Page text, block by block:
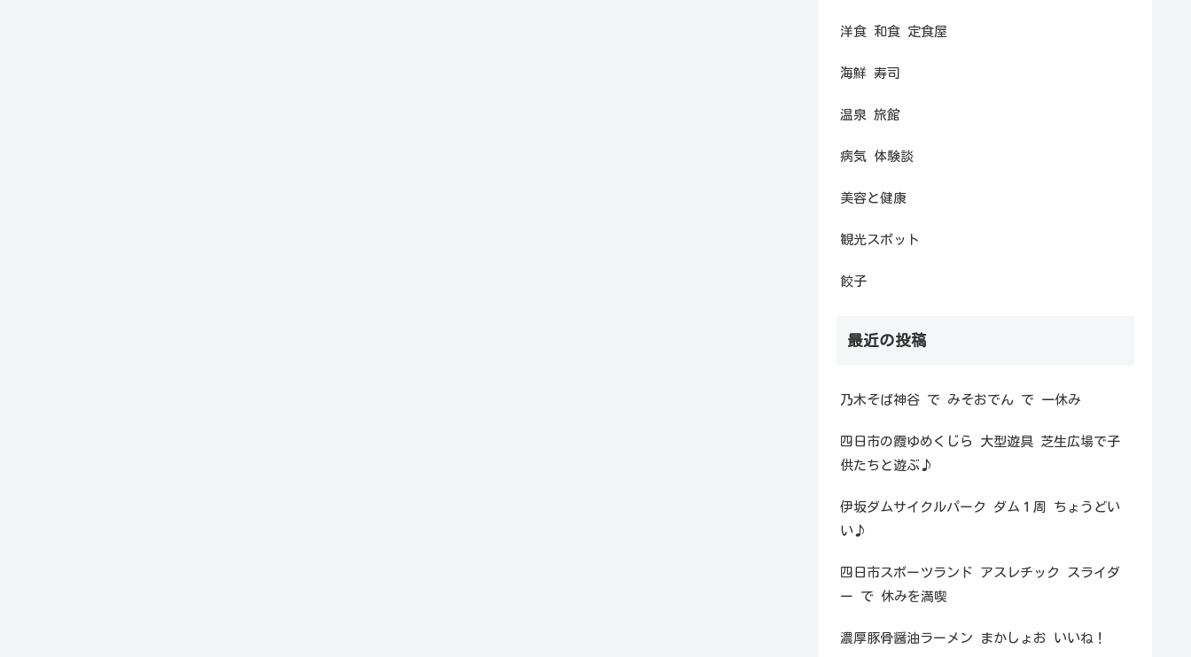
洋食 和食 定食屋
海鮮 寿司
温泉 旅館
病気 体験談
美容と健康
観光スポット
餃子
最近の投稿
乃木そば神谷 で みそおでん で 一休み
四日市の霞ゆめくじら 大型遊具 芝生広場で子
供たちと遊ぶ♪
伊坂ダムサイクルパーク ダム１周 ちょうどい
い♪
四日市スポーツランド アスレチック スライダ
ー で 休みを満喫
濃厚豚骨醤油ラーメン まかしょお いいね！